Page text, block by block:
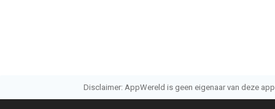
Disclaimer: AppWereld is geen eigenaar van deze